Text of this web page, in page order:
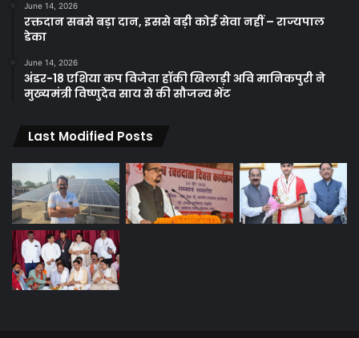
June 14, 2026
रक्तदान सबसे बड़ा दान, इससे बड़ी कोई सेवा नहीं – राज्यपाल
डेका
June 14, 2026
अंडर-18 एशिया कप विजेता हॉकी खिलाड़ी अवि मानिकपुरी ने
मुख्यमंत्री विष्णुदेव साय से की सौजन्य भेंट
Last Modified Posts